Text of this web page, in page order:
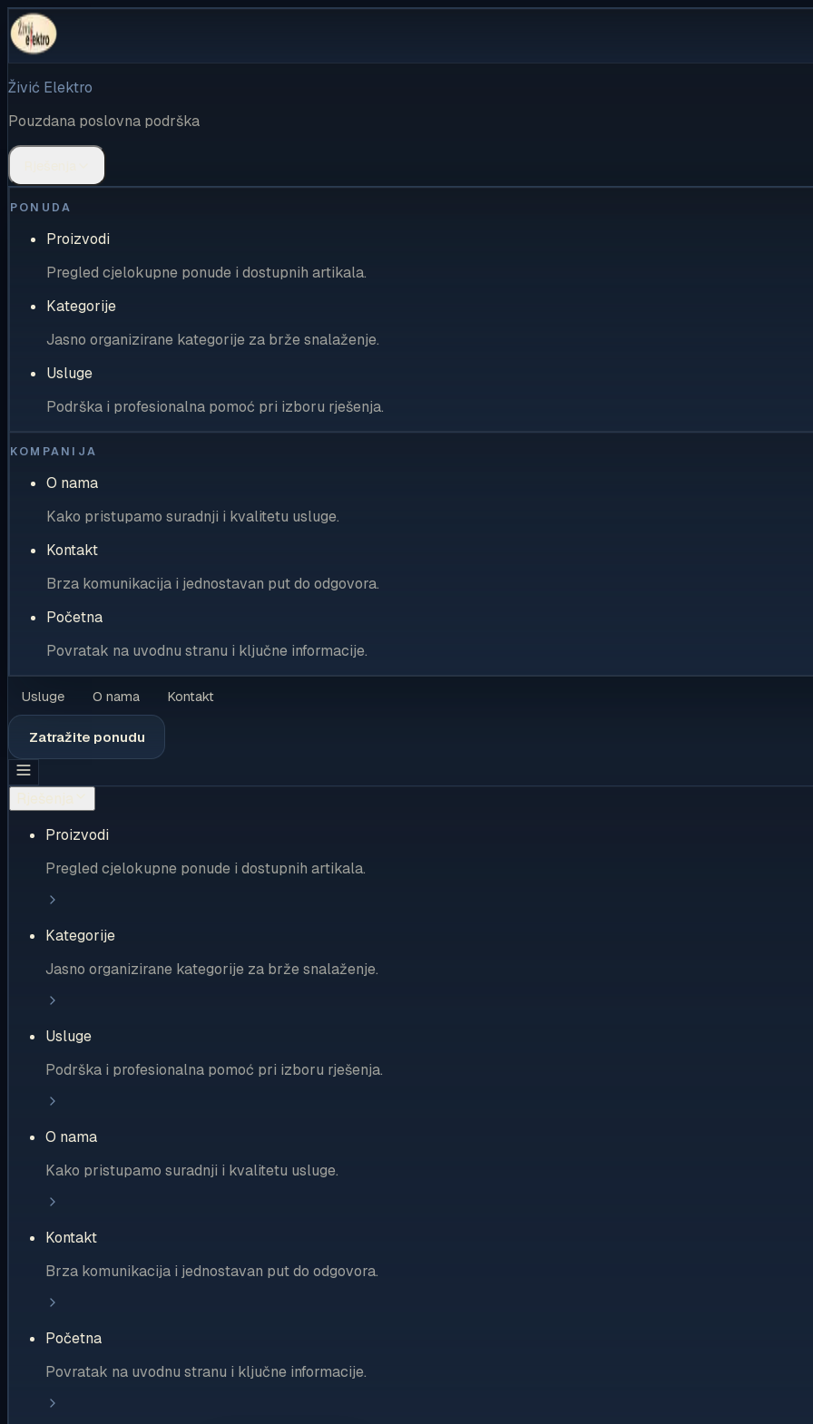
Živić Elektro
Pouzdana poslovna podrška
PONUDA
Proizvodi
Pregled cjelokupne ponude i dostupnih artikala.
Kategorije
Jasno organizirane kategorije za brže snalaženje.
Usluge
Podrška i profesionalna pomoć pri izboru rješenja.
KOMPANIJA
O nama
Kako pristupamo suradnji i kvalitetu usluge.
Kontakt
Brza komunikacija i jednostavan put do odgovora.
Početna
Povratak na uvodnu stranu i ključne informacije.
Usluge O nama Kontakt
Zatražite ponudu
Proizvodi
Pregled cjelokupne ponude i dostupnih artikala.
Kategorije
Jasno organizirane kategorije za brže snalaženje.
Usluge
Podrška i profesionalna pomoć pri izboru rješenja.
O nama
Kako pristupamo suradnji i kvalitetu usluge.
Kontakt
Brza komunikacija i jednostavan put do odgovora.
Početna
Povratak na uvodnu stranu i ključne informacije.